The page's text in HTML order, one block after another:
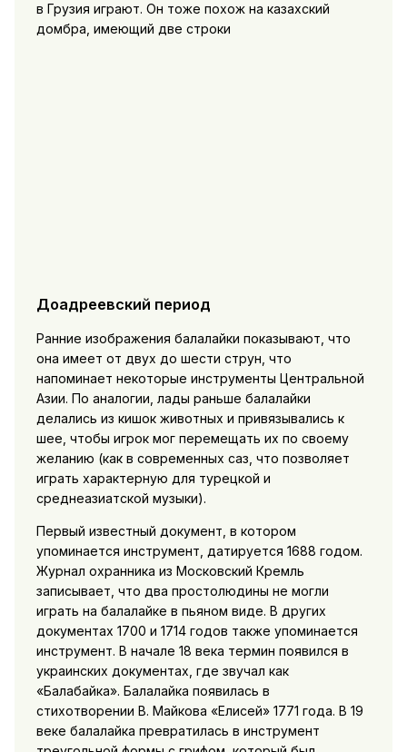
в Грузия играют. Он тоже похож на казахский
домбра, имеющий две строки
Доадреевский период
Ранние изображения балалайки показывают, что
она имеет от двух до шести струн, что
напоминает некоторые инструменты Центральной
Азии. По аналогии, лады раньше балалайки
делались из кишок животных и привязывались к
шее, чтобы игрок мог перемещать их по своему
желанию (как в современных саз, что позволяет
играть характерную для турецкой и
среднеазиатской музыки).
Первый известный документ, в котором
упоминается инструмент, датируется 1688 годом.
Журнал охранника из Московский Кремль
записывает, что два простолюдины не могли
играть на балалайке в пьяном виде. В других
документах 1700 и 1714 годов также упоминается
инструмент. В начале 18 века термин появился в
украинских документах, где звучал как
«Балабайка». Балалайка появилась в
стихотворении В. Майкова «Елисей» 1771 года. В 19
веке балалайка превратилась в инструмент